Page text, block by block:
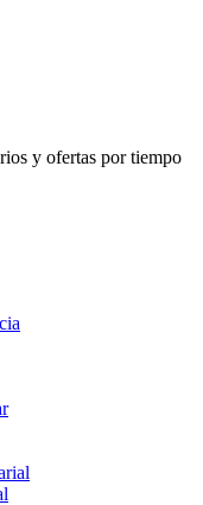
y ofertas por tiempo